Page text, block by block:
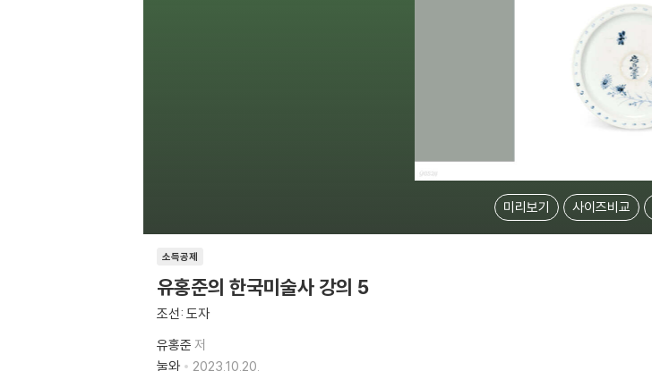
미리보기 사이즈비교
소득공제
유홍준의 한국미술사 강의 5
조선: 도자
유홍준 저
눌와
2023.10.20.